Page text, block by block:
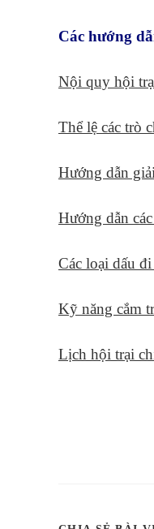
Các hướng
Nội quy hội
Thể lệ các trò
Hướng dẫn
Hướng dẫn
Các loại dấu
Kỹ năng cắm
Lịch hội trại